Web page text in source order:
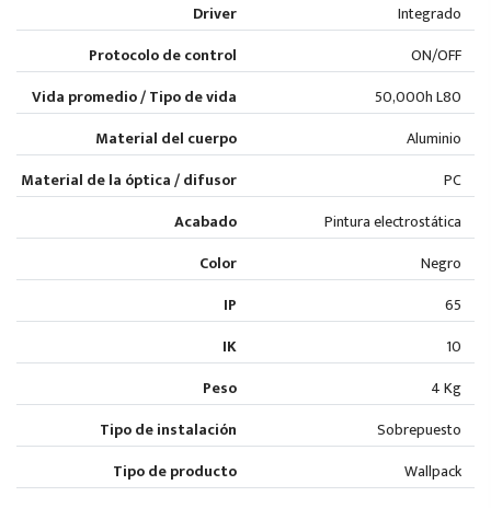
Driver
Integrado
Protocolo de control
ON/OFF
Vida promedio / Tipo de vida
50,000h L80
Material del cuerpo
Aluminio
Material de la óptica / difusor
PC
Acabado
Pintura electrostática
Color
Negro
IP
65
IK
10
Peso
4 Kg
Tipo de instalación
Sobrepuesto
Tipo de producto
Wallpack